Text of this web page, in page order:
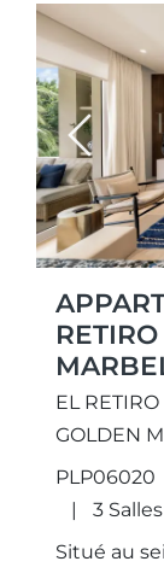
Previous
EL
GOLDEN
PLP06020
3
Situé au